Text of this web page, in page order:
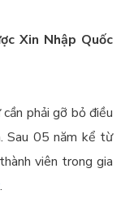
Xin Nhập Quốc
phải gỡ bỏ điều
Sau 05 năm kể từ
viên trong gia
.